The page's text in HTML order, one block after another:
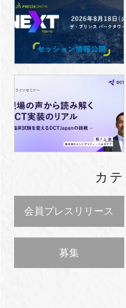
カ
会員プレスリリース
募集